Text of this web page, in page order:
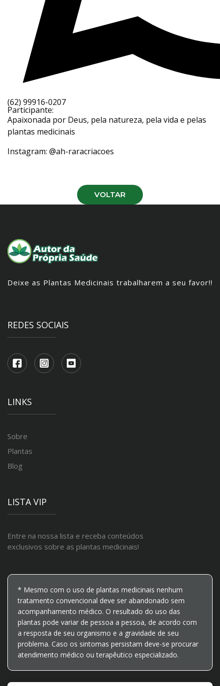
(62) 99916-0207
Participante:
Apaixonada por Deus, pela natureza, pela vida e pelas
plantas medicinais
Instagram: @ah-raracriacoes
VOLTAR
Deixe as Plantas Medicinais trabalharem a seu favor!!
REDES SOCIAIS
LINKS
Sobre
Plantas
Blog
LISTA VIP
Entre na nossa lista e receba conteúdos
exclusivos sobre as plantas medicinais!
* Mesmo com o uso de plantas medicinais nenhum
tratamento convencional deve ser abandonado sem
acompanhamento médico. O resultado do uso das
plantas pode variar de pessoa a pessoa, de acordo com
a resposta de seu organismo e a gravidade de seu
problema. Caso os sintomas persistam deve-se procurar
atendimento médico ou terapêutico especializado.